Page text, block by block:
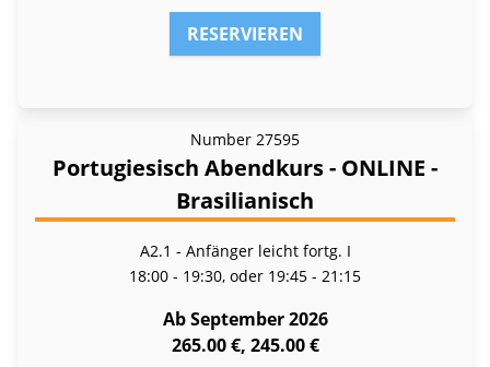
RESERVIEREN
Number 27595
Portugiesisch Abendkurs - ONLINE -
Brasilianisch
A2.1 - Anfänger leicht fortg. I
18:00 - 19:30, oder 19:45 - 21:15
Ab September 2026
265.00 €, 245.00 €